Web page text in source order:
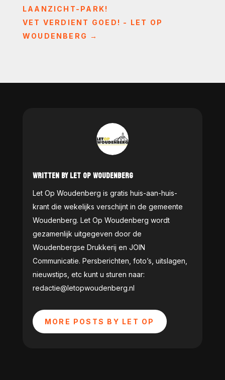
LAANZICHT-PARK!
VET VERDIENT GOED! - LET OP
WOUDENBERG →
WRITTEN BY LET OP WOUDENBERG
Let Op Woudenberg is gratis huis-aan-huis-
krant die wekelijks verschijnt in de gemeente
Woudenberg. Let Op Woudenberg wordt
gezamenlijk uitgegeven door de
Woudenbergse Drukkerij en JOIN
Communicatie. Persberichten, foto’s, uitslagen,
nieuwstips, etc kunt u sturen naar:
redactie@letopwoudenberg.nl
MORE POSTS BY LET OP